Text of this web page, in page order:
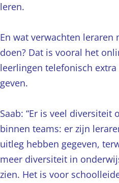
leren.
En wat verwachten leraren
doen? Dat is vooral het
leerlingen telefonisch
geven.
Saab: “Er is veel diversiteit
binnen teams: er zijn
uitleg hebben gegeven,
meer diversiteit in
zien. Het is voor